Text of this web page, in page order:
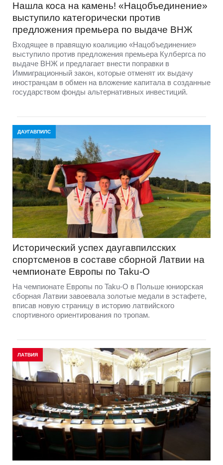
Нашла коса на камень! «Нацобъединение»
выступило категорически против
предложения премьера по выдаче ВНЖ
Входящее в правящую коалицию «Нацобъединение»
выступило против предложения премьера Кулбергса по
выдаче ВНЖ и предлагает внести поправки в
Иммиграционный закон, которые отменят их выдачу
иностранцам в обмен на вложение капитала в созданные
государством фонды альтернативных инвестиций.
ДАУГАВПИЛС
Исторический успех даугавпилсских
спортсменов в составе сборной Латвии на
чемпионате Европы по Taku-O
На чемпионате Европы по Taku-O в Польше юниорская
сборная Латвии завоевала золотые медали в эстафете,
вписав новую страницу в историю латвийского
спортивного ориентирования по тропам.
ЛАТВИЯ